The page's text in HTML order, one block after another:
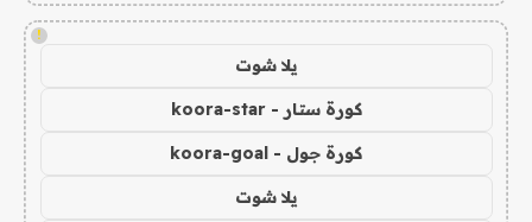
!
يلا شوت
كورة ستار - koora-star
كورة جول - koora-goal
يلا شوت